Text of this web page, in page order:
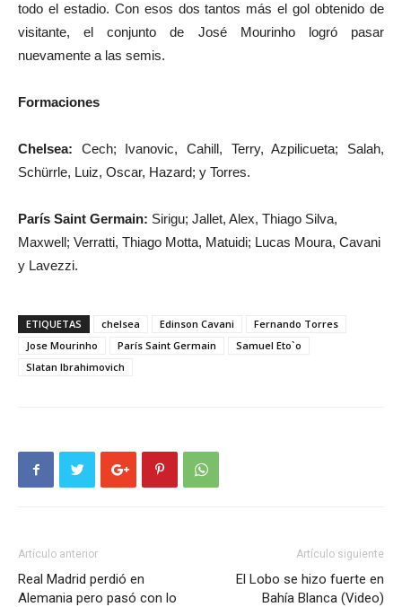
todo el estadio. Con esos dos tantos más el gol obtenido de
visitante, el conjunto de José Mourinho logró pasar
nuevamente a las semis.
Formaciones
Chelsea: Cech; Ivanovic, Cahill, Terry, Azpilicueta; Salah,
Schürrle, Luiz, Oscar, Hazard; y Torres.
París Saint Germain: Sirigu; Jallet, Alex, Thiago Silva,
Maxwell; Verratti, Thiago Motta, Matuidi; Lucas Moura, Cavani
y Lavezzi.
ETIQUETAS chelsea Edinson Cavani
Fernando Torres
Jose Mourinho
París Saint Germain
Samuel Eto`o
Slatan Ibrahimovich
Artículo anterior
Real Madrid perdió en
Alemania pero pasó con lo
Artículo siguiente
El Lobo se hizo fuerte en
Bahía Blanca (Video)